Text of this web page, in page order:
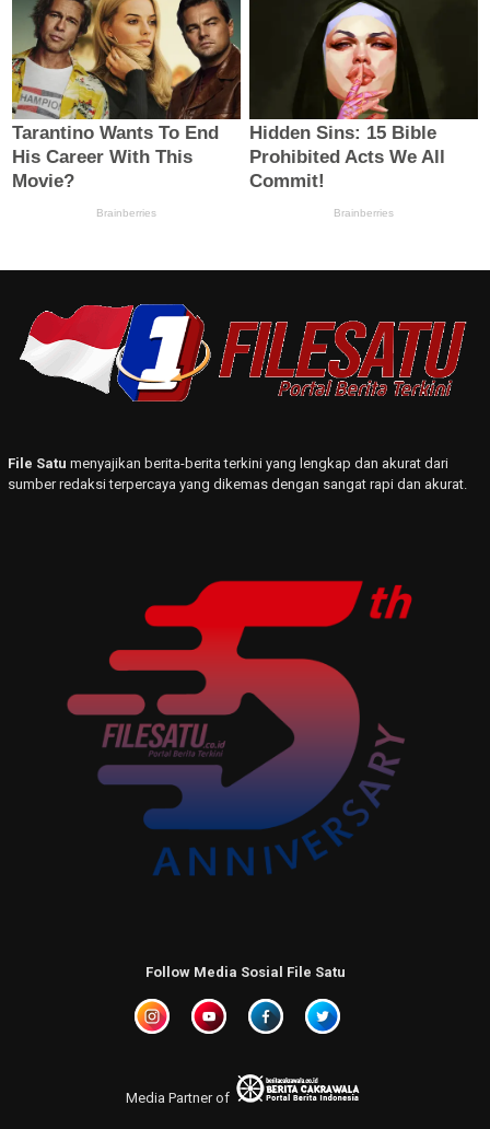
File Satu menyajikan berita-berita terkini yang lengkap dan akurat dari
sumber redaksi terpercaya yang dikemas dengan sangat rapi dan akurat.
Follow Media Sosial File Satu
Media Partner of